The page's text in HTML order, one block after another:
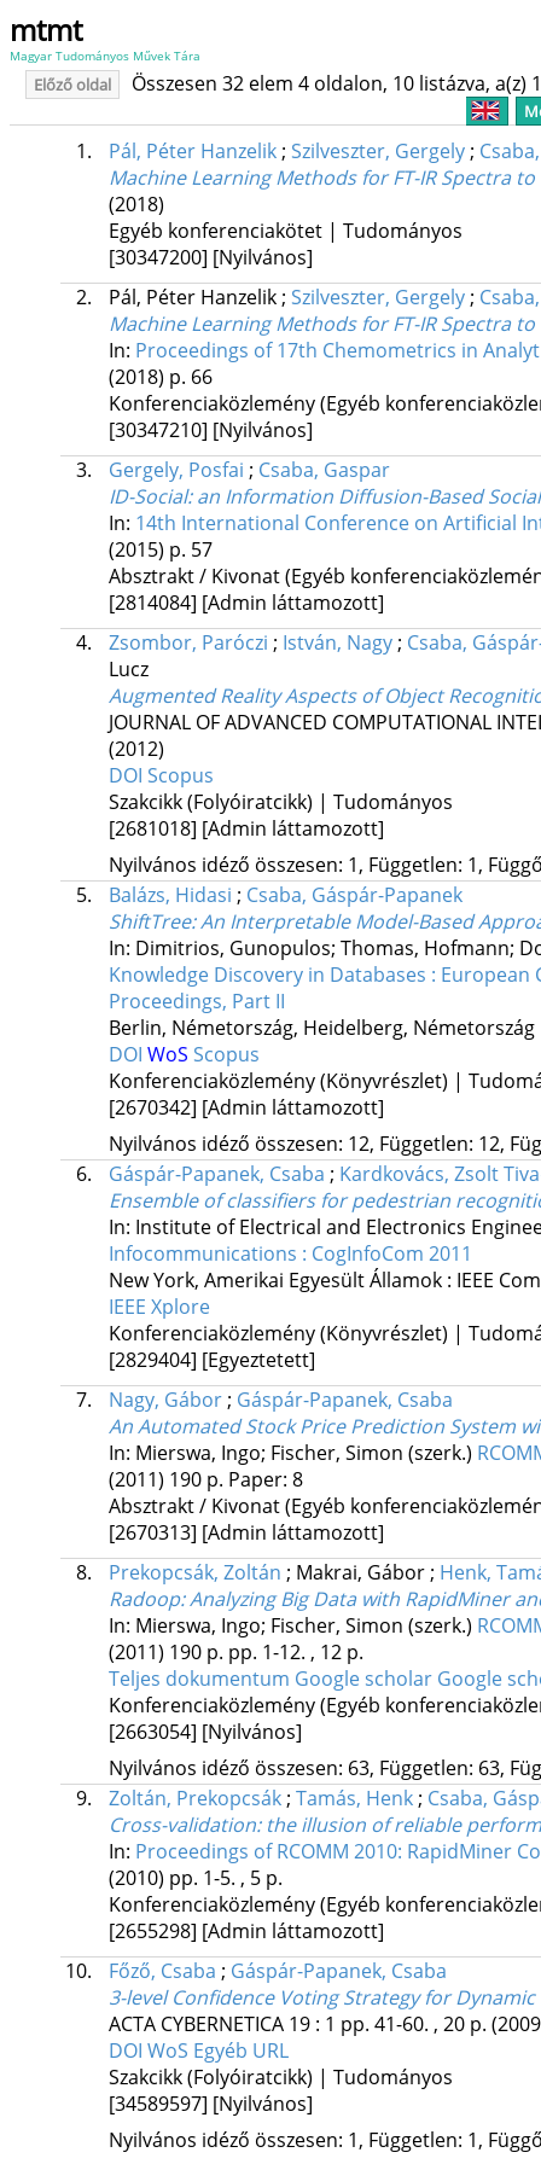
mtmt
Magyar Tudományos Művek Tára
Előző oldal Összesen 32 elem 4 oldalon, 10 listázva, a(z)
1. Pál, Péter Hanzelik; Szilveszter, Gergely;
Machine Learning Methods for FT-IR Spectra
(2018)
Egyéb konferenciakötet | Tudományos
[30347200] [Nyilvános]
2.
Pál, Péter Hanzelik; Szilveszter, Gergely;
Machine Learning Methods for FT-IR Spectra
In: Proceedings of 17th Chemometrics in
(2018) p. 66
Konferenciaközlemény (Egyéb
[30347210] [Nyilvános]
3.
Gergely, Posfai ; Csaba, Gaspar
ID-Social: an Information Diffusion-Based
In: 14th International Conference on Artificial
(2015) p. 57
Absztrakt / Kivonat (Egyéb
[2814084] [Admin láttamozott]
4.
Zsombor, Paróczi ; István, Nagy; Csaba,
Lucz
Augmented Reality Aspects of Object
JOURNAL OF ADVANCED COMPUTATIONAL
(2012)
DOI Scopus
Szakcikk (Folyóiratcikk) | Tudományos
[2681018] [Admin láttamozott]
Nyilvános idéző összesen: 1, Független: 1,
5.
Balázs, Hidasi ; Csaba, Gáspár-Papanek
ShiftTree: An Interpretable Model-Based
In: Dimitrios, Gunopulos; Thomas, Hofmann;
Knowledge Discovery in Databases : European
Proceedings, Part II
Berlin, Németország, Heidelberg,
DOI WoS Scopus
Konferenciaközlemény (Könyvrészlet) |
[2670342] [Admin láttamozott]
Nyilvános idéző összesen: 12, Független: 12,
6.
Gáspár-Papanek, Csaba ; Kardkovács, Zsolt
Ensemble of classifiers for pedestrian
In: Institute of Electrical and Electronics
Infocommunications : CogInfoCom 2011
New York, Amerikai Egyesült Államok : IEEE
IEEE Xplore
Konferenciaközlemény (Könyvrészlet) |
[2829404] [Egyeztetett]
7.
Nagy, Gábor; Gáspár-Papanek, Csaba
An Automated Stock Price Prediction System
In: Mierswa, Ingo; Fischer, Simon (szerk.)
(2011) 190 p. Paper: 8
Absztrakt / Kivonat (Egyéb
[2670313] [Admin láttamozott]
8.
Prekopcsák, Zoltán ; Makrai, Gábor; Henk,
Radoop: Analyzing Big Data with RapidMiner
In: Mierswa, Ingo; Fischer, Simon (szerk.)
(2011) 190 p. pp. 1-12. , 12 p.
Teljes dokumentum Google scholar Google
Konferenciaközlemény (Egyéb
[2663054] [Nyilvános]
Nyilvános idéző összesen: 63, Független: 63,
9.
Zoltán, Prekopcsák; Tamás, Henk; Csaba,
Cross-validation: the illusion of reliable
In: Proceedings of RCOMM 2010: RapidMiner
(2010) pp. 1-5. , 5 p.
Konferenciaközlemény (Egyéb
[2655298] [Admin láttamozott]
10.
Főző, Csaba ; Gáspár-Papanek, Csaba
3-level Confidence Voting Strategy for
ACTA CYBERNETICA 19: 1 pp. 41-60. , 20 p.
DOI WoS Egyéb URL
Szakcikk (Folyóiratcikk) | Tudományos
[34589597] [Nyilvános]
Nyilvános idéző összesen: 1, Független: 1,